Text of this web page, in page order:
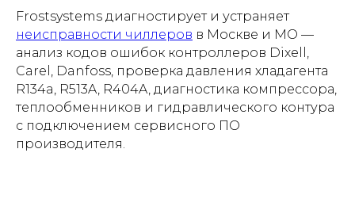
Frostsystems диагностирует и устраняет
неисправности чиллеров в Москве и МО —
анализ кодов ошибок контроллеров Dixell,
Carel, Danfoss, проверка давления хладагента
R134a, R513A, R404A, диагностика компрессора,
теплообменников и гидравлического контура
с подключением сервисного ПО
производителя.